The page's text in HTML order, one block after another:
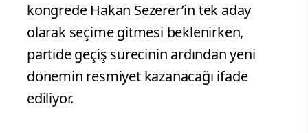
kongrede Hakan Sezerer’in tek aday
olarak seçime gitmesi beklenirken,
partide geçiş sürecinin ardından yeni
dönemin resmiyet kazanacağı ifade
ediliyor.